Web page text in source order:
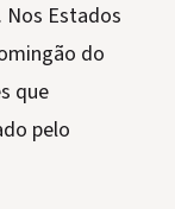
Estados
do
que
pelo